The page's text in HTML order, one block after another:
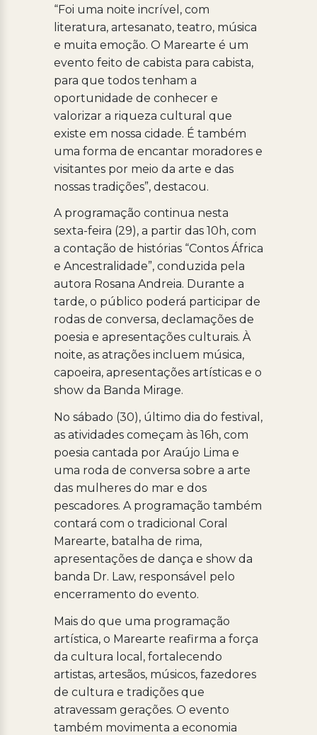
“Foi uma noite incrível, com
literatura, artesanato, teatro, música
e muita emoção. O Marearte é um
evento feito de cabista para cabista,
para que todos tenham a
oportunidade de conhecer e
valorizar a riqueza cultural que
existe em nossa cidade. É também
uma forma de encantar moradores e
visitantes por meio da arte e das
nossas tradições”, destacou.
A programação continua nesta
sexta-feira (29), a partir das 10h, com
a contação de histórias “Contos África
e Ancestralidade”, conduzida pela
autora Rosana Andreia. Durante a
tarde, o público poderá participar de
rodas de conversa, declamações de
poesia e apresentações culturais. À
noite, as atrações incluem música,
capoeira, apresentações artísticas e o
show da Banda Mirage.
No sábado (30), último dia do festival,
as atividades começam às 16h, com
poesia cantada por Araújo Lima e
uma roda de conversa sobre a arte
das mulheres do mar e dos
pescadores. A programação também
contará com o tradicional Coral
Marearte, batalha de rima,
apresentações de dança e show da
banda Dr. Law, responsável pelo
encerramento do evento.
Mais do que uma programação
artística, o Marearte reafirma a força
da cultura local, fortalecendo
artistas, artesãos, músicos, fazedores
de cultura e tradições que
atravessam gerações. O evento
também movimenta a economia